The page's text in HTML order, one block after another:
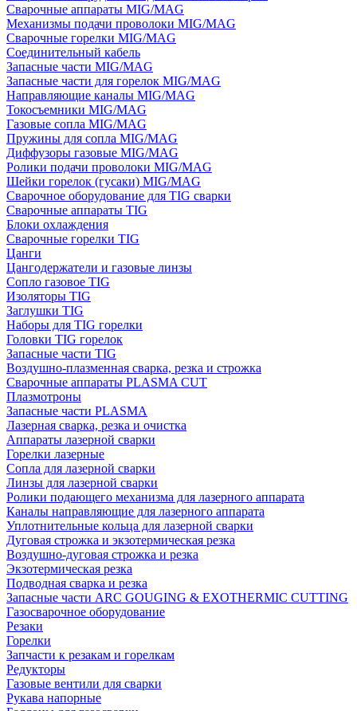
Сварочные аппараты MIG/MAG
Механизмы подачи проволоки MIG/MAG
Сварочные горелки MIG/MAG
Соединительный кабель
Запасные части MIG/MAG
Запасные части для горелок MIG/MAG
Направляющие каналы MIG/MAG
Токосъемники MIG/MAG
Газовые сопла MIG/MAG
Пружины для сопла MIG/MAG
Диффузоры газовые MIG/MAG
Ролики подачи проволоки MIG/MAG
Шейки горелок (гусаки) MIG/MAG
Сварочное оборудование для TIG сварки
Сварочные аппараты TIG
Блоки охлаждения
Сварочные горелки TIG
Цанги
Цангодержатели и газовые линзы
Сопло газовое TIG
Изоляторы TIG
Заглушки TIG
Наборы для TIG горелки
Головки TIG горелок
Запасные части TIG
Воздушно-плазменная сварка, резка и строжка
Сварочные аппараты PLASMA CUT
Плазмотроны
Запасные части PLASMA
Лазерная сварка, резка и очистка
Аппараты лазерной сварки
Горелки лазерные
Сопла для лазерной сварки
Линзы для лазерной сварки
Ролики подающего механизма для лазерного аппарата
Каналы направляющие для лазерного аппарата
Уплотнительные кольца для лазерной сварки
Дуговая строжка и экзотермическая резка
Воздушно-дуговая строжка и резка
Экзотермическая резка
Подводная сварка и резка
Запасные части ARC GOUGING & EXOTHERMIC CUTTING
Газосварочное оборудование
Резаки
Горелки
Запчасти к резакам и горелкам
Редукторы
Газовые вентили для сварки
Рукава напорные